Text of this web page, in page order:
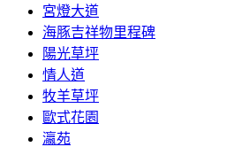
宮燈大道
海豚吉祥物里程碑
陽光草坪
情人道
牧羊草坪
歐式花園
瀛苑